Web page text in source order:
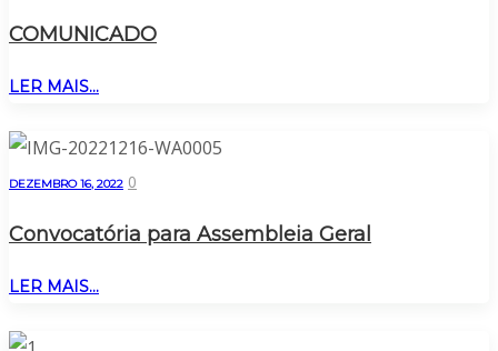
COMUNICADO
LER MAIS...
DEZEMBRO 16, 2022 0
Convocatória para Assembleia Geral
LER MAIS...